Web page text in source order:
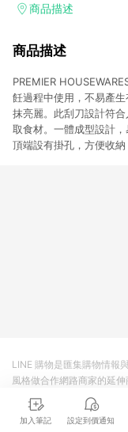
加入WOW會員告別湊免
商品描述
商品描述
PREMIER
飪過程中使用，不易產
抹亮麗。此刮刀設計符
取食材。一體成型設計
頂端設有掛孔，方便收納
加入筆記 設定到價通知
LINE 購物是匯集購物情報
風格做合作網路商家的延
商品至各合作網路商家，
準。